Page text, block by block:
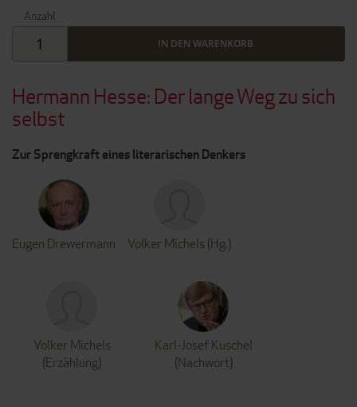
Hermann Hesse: Der lange Weg zu sich
selbst
Zur Sprengkraft eines literarischen Denkers
Eugen Drewermann Volker Michels (Hg.)
Volker Michels
(Erzählung)
Karl-Josef Kuschel
(Nachwort)
Anzahl
IN DEN WARENKORB